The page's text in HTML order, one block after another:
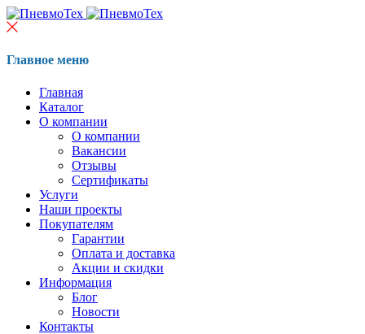
Главное меню
Главная
Каталог
О компании
О компании
Вакансии
Отзывы
Сертификаты
Услуги
Наши проекты
Покупателям
Гарантии
Оплата и доставка
Акции и скидки
Информация
Блог
Новости
Контакты